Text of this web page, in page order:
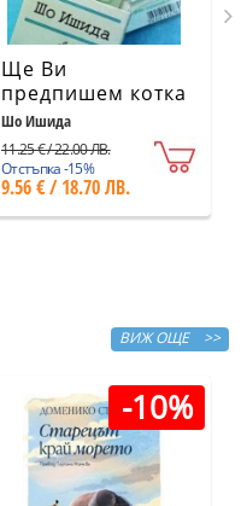
Ще Ви
предпишем котка
Шо Ишида
11.25 € / 22.00 ЛВ.
Отстъпка -15%
9.56 € / 18.70 ЛВ.
ВИЖ ОЩЕ >>
-10%